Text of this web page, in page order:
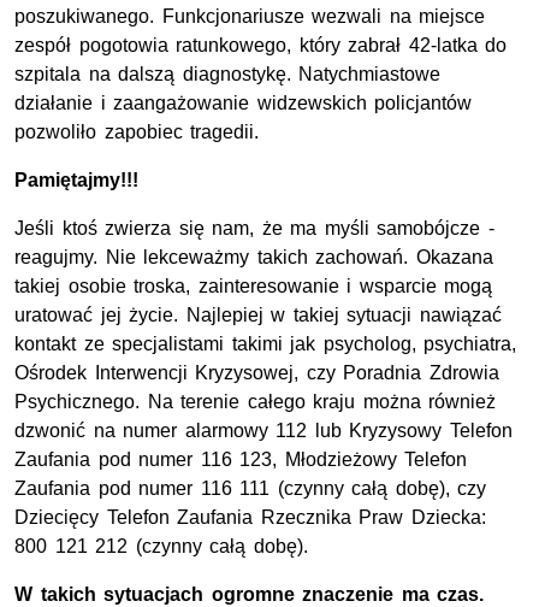
poszukiwanego. Funkcjonariusze wezwali na miejsce
zespół pogotowia ratunkowego, który zabrał 42-latka do
szpitala na dalszą diagnostykę. Natychmiastowe
działanie i zaangażowanie widzewskich policjantów
pozwoliło zapobiec tragedii.
Pamiętajmy!!!
Jeśli ktoś zwierza się nam, że ma myśli samobójcze -
reagujmy. Nie lekceważmy takich zachowań. Okazana
takiej osobie troska, zainteresowanie i wsparcie mogą
uratować jej życie. Najlepiej w takiej sytuacji nawiązać
kontakt ze specjalistami takimi jak psycholog, psychiatra,
Ośrodek Interwencji Kryzysowej, czy Poradnia Zdrowia
Psychicznego. Na terenie całego kraju można również
dzwonić na numer alarmowy 112 lub Kryzysowy Telefon
Zaufania pod numer 116 123, Młodzieżowy Telefon
Zaufania pod numer 116 111 (czynny całą dobę), czy
Dziecięcy Telefon Zaufania Rzecznika Praw Dziecka:
800 121 212 (czynny całą dobę).
W takich sytuacjach ogromne znaczenie ma czas.